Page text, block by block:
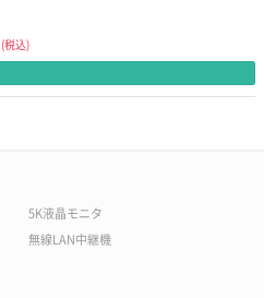
(税込)
5K液晶モニタ
無線LAN中継機